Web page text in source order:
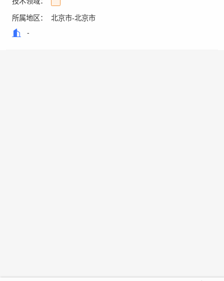
所属地区：
北京市-北京市
-